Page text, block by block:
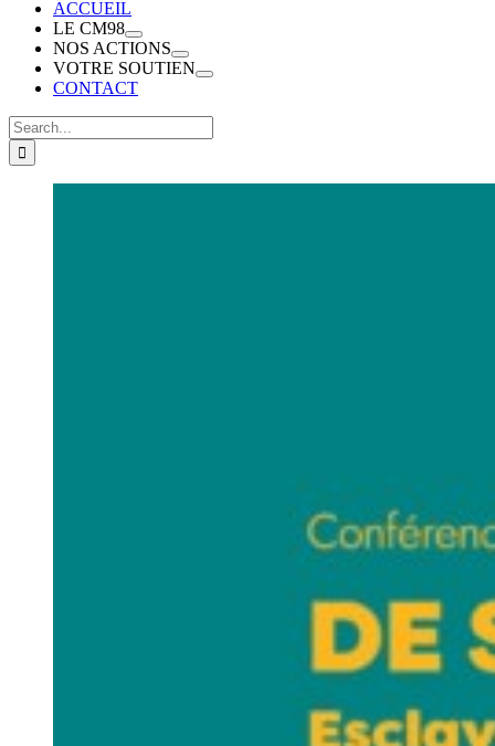
ACCUEIL
LE CM98
NOS ACTIONS
VOTRE SOUTIEN
CONTACT
Search
for: